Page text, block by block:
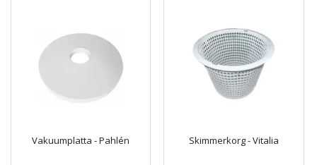
Vakuumplatta - Pahlén Skimmerkorg - Vitalia